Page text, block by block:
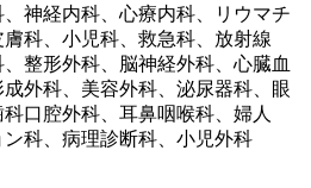
神経内科、心療内科、リウマチ
科、小児科、救急科、放射線
整形外科、脳神経外科、心臓血
外科、美容外科、泌尿器科、眼
口腔外科、耳鼻咽喉科、婦人
科、病理診断科、小児外科